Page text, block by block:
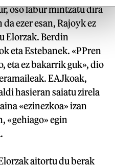
oso labur mintzatu dira
ezer esan, Rajoyk ez
Elorzak. Berdin
eta Estebanek. «PPren
eta ez bakarrik guk», dio
EAJkoak,
hasieran saiatu zirela
«ezinezkoa» izan
«gehiago» egin
aitortu du berak